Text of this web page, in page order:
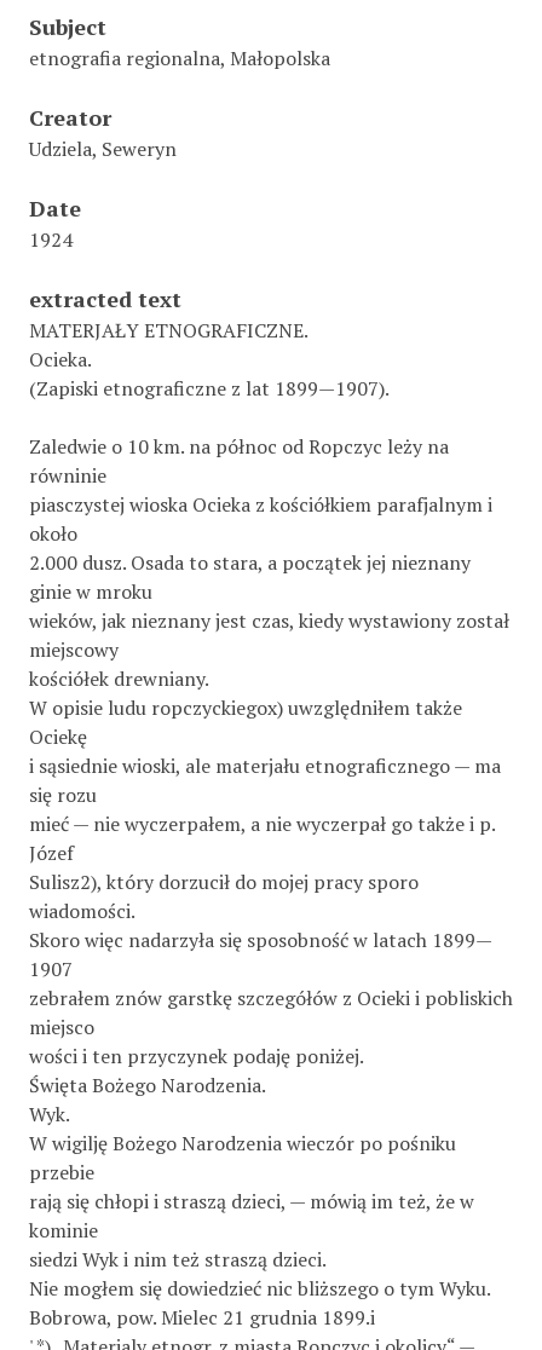
Subject
etnografia regionalna, Małopolska
Creator
Udziela, Seweryn
Date
1924
extracted text
MATERJAŁY ETNOGRAFICZNE.
Ocieka.
(Zapiski etnograficzne z lat 1899—1907).
Zaledwie o 10 km. na północ od Ropczyc leży na
równinie
piasczystej wioska Ocieka z kościółkiem parafjalnym i
około
2.000 dusz. Osada to stara, a początek jej nieznany
ginie w mroku
wieków, jak nieznany jest czas, kiedy wystawiony został
miejscowy
kościółek drewniany.
W opisie ludu ropczyckiegox) uwzględniłem także
Ociekę
i sąsiednie wioski, ale materjału etnograficznego — ma
się rozu­
mieć — nie wyczerpałem, a nie wyczerpał go także i p.
Józef
Sulisz2), który dorzucił do mojej pracy sporo
wiadomości.
Skoro więc nadarzyła się sposobność w latach 1899—
1907
zebrałem znów garstkę szczegółów z Ocieki i pobliskich
miejsco­
wości i ten przyczynek podaję poniżej.
Święta Bożego Narodzenia.
Wyk.
W wigilję Bożego Narodzenia wieczór po pośniku
przebie­
rają się chłopi i straszą dzieci, — mówią im też, że w
kominie
siedzi Wyk i nim też straszą dzieci.
Nie mogłem się dowiedzieć nic bliższego o tym Wyku.
Bobrowa, pow. Mielec 21 grudnia 1899.i